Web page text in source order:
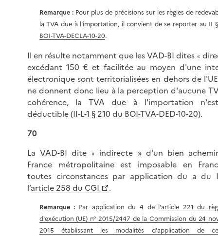
Remarque :Pour plus de précisions sur les règles de
la TVA due à l'importation, il convient de se reporter au II
BOI-TVA-DECLA-10-20.
Il en résulte notamment que les VAD-BI dites «
excédant 150 € et facilitée au moyen d'une
électronique sont territorialisées en dehors de
ne donnent donc lieu à la perception d'aucune
cohérence, la TVA due à l'importation
déductible (II-L-1 § 210 du BOI-TVA-DED-10-20).
70
La VAD-BI dite
«
indirecte » d'un bien
France métropolitaine est imposable en
toutes circonstances par application du a du
l’article 258 du CGI .
Remarque : Par application du 4 de l'article 221 du
d'exécution (UE) n° 2015/2447 de la Commission du 24
2015 établissant les modalités d'application de